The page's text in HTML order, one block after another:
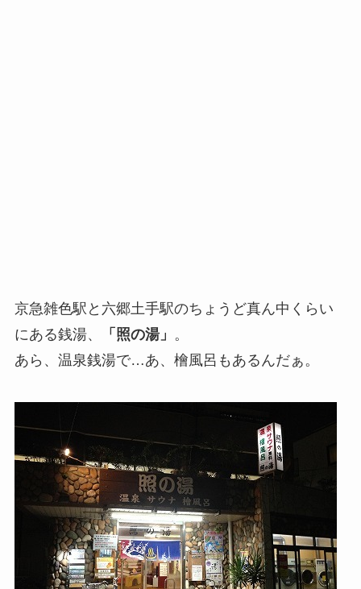
京急雑色駅と六郷土手駅のちょうど真ん中くらい
にある銭湯、
「照の湯」 。
あら、温泉銭湯で…あ、檜風呂もあるんだぁ。